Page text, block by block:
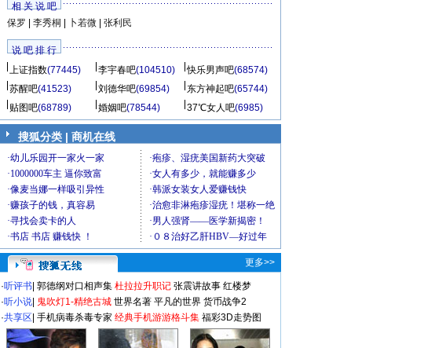
相 关 说 吧
保罗
李秀桐 卜若微| 张利民
说 吧 排 行
上证指数(77445) 李宇春吧(104510) 快乐男声吧(68574)
苏醒吧(41523) 刘德华吧(69854) 东方神起吧(65744)
贴图吧(68789) 婚姻吧(78544) 37℃女人吧(6985)
搜狐分类 | 商机在线
更多>>
·听评书 郭德纲对口相声集 杜拉拉升职记 张震讲故事 红楼梦
·听小说 鬼吹灯1-精绝古城 世界名著 平凡的世界 货币战争2
·共享区 手机病毒杀毒专家 经典手机游游格斗集 福彩3D走势图